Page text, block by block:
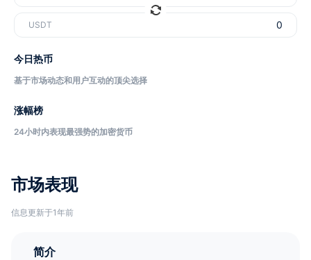
市场表现
信息更新于1年前
简介
USDT
今日热币
基于市场动态和用户互动的顶尖选择
涨幅榜
24小时内表现最强势的加密货币